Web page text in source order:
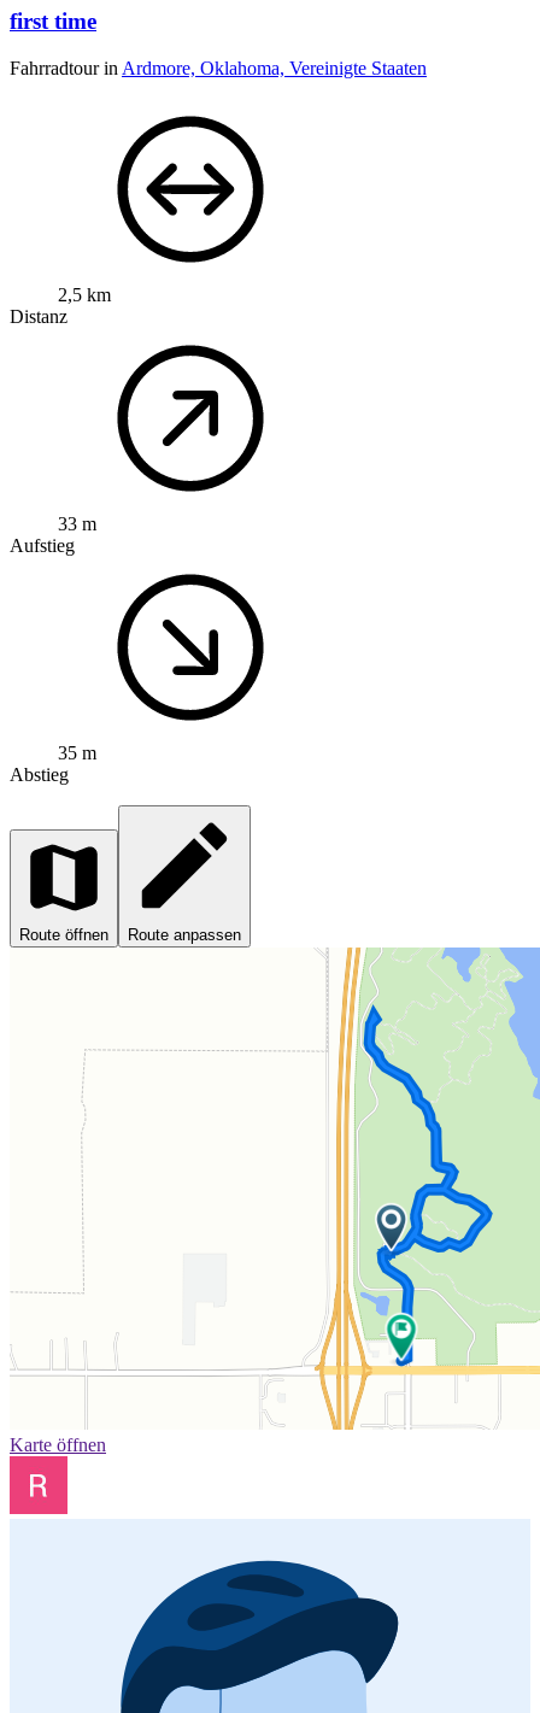
first time
Fahrradtour in Ardmore, Oklahoma, Vereinigte Staaten
2,5 km
Distanz
33 m
Aufstieg
35 m
Abstieg
Route öffnen Route anpassen
Karte öffnen